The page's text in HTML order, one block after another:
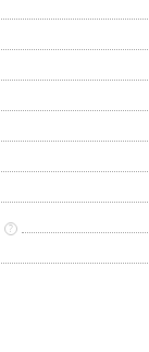
?